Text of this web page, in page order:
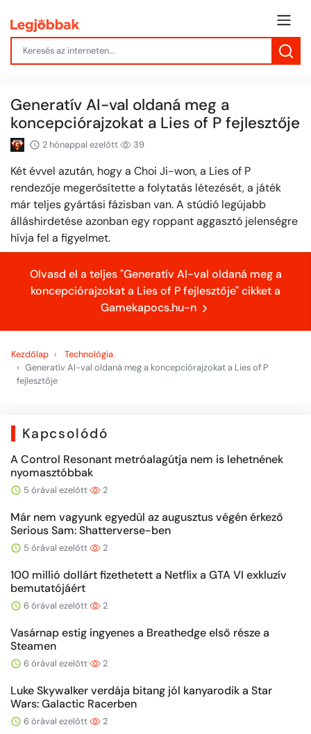
Generatív AI-val oldaná meg a
koncepciórajzokat a Lies of P fejlesztője
2 hónappal ezelőtt 39
Két évvel azután, hogy a Choi Ji-won, a Lies of P
rendezője megerősítette a folytatás létezését, a játék
már teljes gyártási fázisban van. A stúdió legújabb
álláshirdetése azonban egy roppant aggasztó jelenségre
hívja fel a figyelmet.
Olvasd el a teljes "Generatív AI-val oldaná meg a
koncepciórajzokat a Lies of P fejlesztője" cikket a
Gamekapocs.hu-n
Kezdőlap
Technológia
Generatív AI-val oldaná meg a koncepciórajzokat a Lies of P
fejlesztője
Kapcsolódó
A Control Resonant metróalagútja nem is lehetnének
nyomasztóbbak
5 órával ezelőtt 2
Már nem vagyunk egyedül az augusztus végén érkező
Serious Sam: Shatterverse-ben
5 órával ezelőtt 2
100 millió dollárt fizethetett a Netflix a GTA VI exkluzív
bemutatójáért
6 órával ezelőtt 2
Vasárnap estig ingyenes a Breathedge első része a
Steamen
6 órával ezelőtt 2
Luke Skywalker verdája bitang jól kanyarodik a Star
Wars: Galactic Racerben
6 órával ezelőtt 2